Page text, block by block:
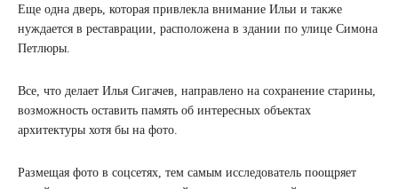
Еще одна дверь, которая привлекла внимание Ильи и также
нуждается в реставрации, расположена в здании по улице Симона
Петлюры.
Все, что делает Илья Сигачев, направлено на сохранение старины,
возможность оставить память об интересных объектах
архитектуры хотя бы на фото.
Размещая фото в соцсетях, тем самым исследователь поощряет